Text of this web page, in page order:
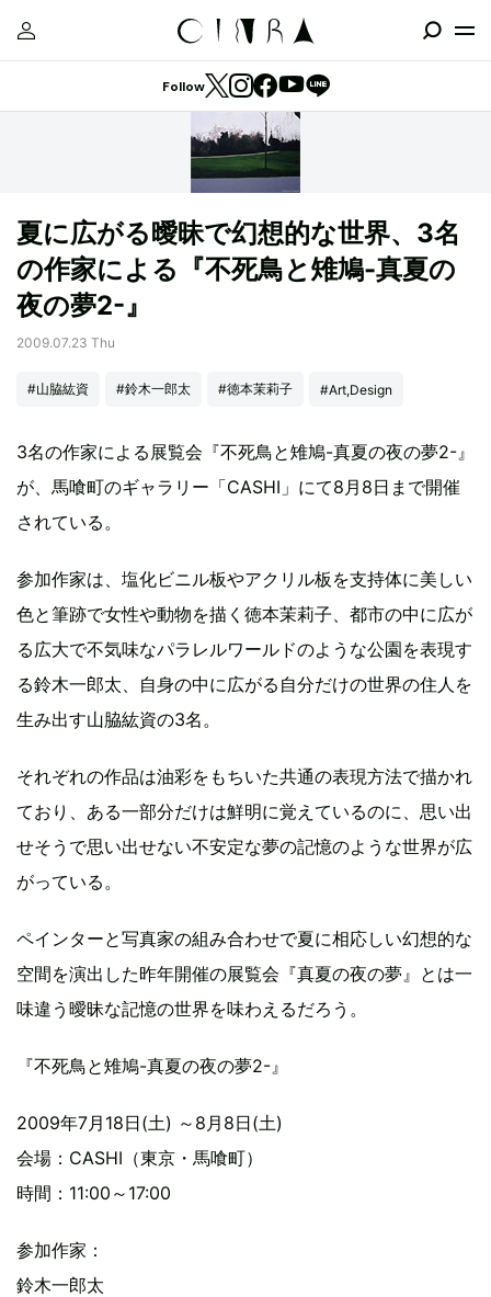
Follow
夏に広がる曖昧で幻想的な世界、3名
の作家による『不死鳥と雉鳩-真夏の
夜の夢2-』
2009.07.23 Thu
#山脇紘資 #鈴木一郎太 #徳本茉莉子 #Art,Design
3名の作家による展覧会『不死鳥と雉鳩-真夏の夜の夢2-』
が、馬喰町のギャラリー「CASHI」にて8月8日まで開催
されている。
参加作家は、塩化ビニル板やアクリル板を支持体に美しい
色と筆跡で女性や動物を描く徳本茉莉子、都市の中に広が
る広大で不気味なパラレルワールドのような公園を表現す
る鈴木一郎太、自身の中に広がる自分だけの世界の住人を
生み出す山脇紘資の3名。
それぞれの作品は油彩をもちいた共通の表現方法で描かれ
ており、ある一部分だけは鮮明に覚えているのに、思い出
せそうで思い出せない不安定な夢の記憶のような世界が広
がっている。
ペインターと写真家の組み合わせで夏に相応しい幻想的な
空間を演出した昨年開催の展覧会『真夏の夜の夢』とは一
味違う曖昧な記憶の世界を味わえるだろう。
『不死鳥と雉鳩-真夏の夜の夢2-』
2009年7月18日(土) ～8月8日(土)
会場：CASHI（東京・馬喰町）
時間：11:00～17:00
参加作家：
鈴木一郎太